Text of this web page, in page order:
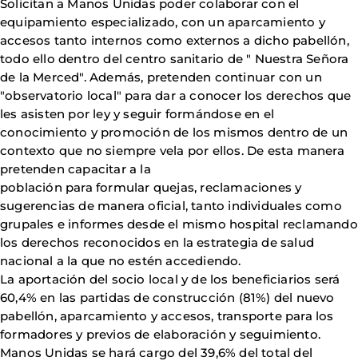
Solicitan a Manos Unidas poder colaborar con el
equipamiento especializado, con un aparcamiento y
accesos tanto internos como externos a dicho pabellón,
todo ello dentro del centro sanitario de " Nuestra Señora
de la Merced". Además, pretenden continuar con un
"observatorio local" para dar a conocer los derechos que
les asisten por ley y seguir formándose en el
conocimiento y promoción de los mismos dentro de un
contexto que no siempre vela por ellos. De esta manera
pretenden capacitar a la
población para formular quejas, reclamaciones y
sugerencias de manera oficial, tanto individuales como
grupales e informes desde el mismo hospital reclamando
los derechos reconocidos en la estrategia de salud
nacional a la que no estén accediendo.
La aportación del socio local y de los beneficiarios será
60,4% en las partidas de construcción (81%) del nuevo
pabellón, aparcamiento y accesos, transporte para los
formadores y previos de elaboración y seguimiento.
Manos Unidas se hará cargo del 39,6% del total del